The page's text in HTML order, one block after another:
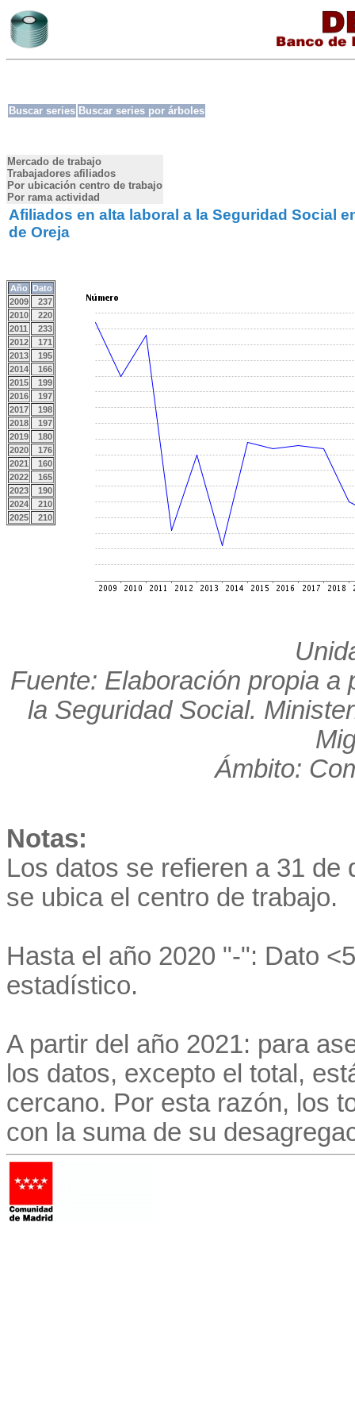
Buscar series Buscar series por árboles
Mercado de trabajo
Trabajadores afiliados
Por ubicación centro de trabajo
Por rama actividad
Afiliados en alta laboral a la Seguridad Social
de Oreja
Año Dato
2009
237
2010
220
2011
233
2012
171
2013
195
2014
166
2015
199
2016
197
2017
198
2018
197
2019
180
2020
176
2021
160
2022
165
2023
190
2024
210
2025
210
Fuente: Elaboración propia a
la Seguridad Social.
Ámbito:
Notas:
Los datos se refieren a 31 de
se ubica el centro de trabajo.
Hasta el año 2020 "-": Dato
estadístico.
A partir del año 2021: para
los datos, excepto el total,
cercano. Por esta razón, los
con la suma de su